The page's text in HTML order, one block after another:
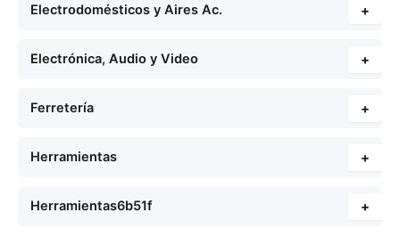
Electrodomésticos y Aires Ac. +
Electrónica, Audio y Video +
Ferretería +
Herramientas +
Herramientas6b51f +